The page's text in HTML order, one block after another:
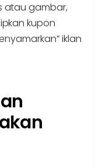
atau gambar,
kupon
iklan